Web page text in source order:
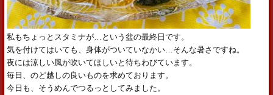
私もちょっとスタミナが…という盆の最終日です。
気を付けてはいても、身体がついていなかい…そんな暑さですね。
夜には涼しい風が吹いてほしいと待ちわびています。
毎日、のど越しの良いものを求めております。
今日も、そうめんでつるっとしてみました。